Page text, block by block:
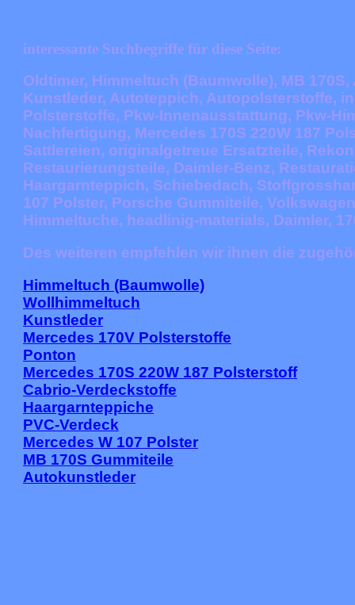
interessante Suchbegriffe für diese Seite:
Oldtimer, Himmeltuch (Baumwolle), MB
Kunstleder, Autoteppich, Autopolsterstoffe,
Polsterstoffe, Pkw-Innenausstattung, Pkw-
Nachfertigung, Mercedes 170S 220W 187
Sattlereien, originalgetreue Ersatzteile,
Restaurierungsteile, Daimler-Benz,
Haargarnteppich, Schiebedach,
107 Polster, Porsche Gummiteile,
Himmeltuche, headlinig-material s, Daimler,
Des weiteren empfehlen wir ihnen die
Himmeltuch (Baumwolle)
Wollhimmeltuch
Kunstleder
Mercedes 170V Polsterstoffe
Ponton
Mercedes 170S 220W 187 Polsterstoff
Cabrio-Verdeckstoffe
Haargarnteppiche
PVC-Verdeck
Mercedes W 107 Polster
MB 170S Gummiteile
Autokunstleder